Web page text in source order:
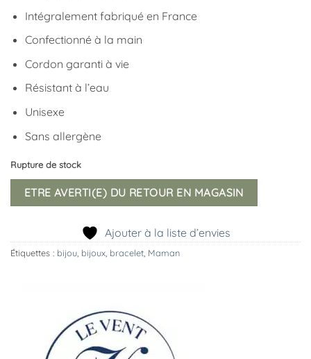
Intégralement fabriqué en France
Confectionné à la main
Cordon garanti à vie
Résistant à l’eau
Unisexe
Sans allergène
Rupture de stock
ETRE AVERTI(E) DU RETOUR EN MAGASIN
Ajouter à la liste d’envies
Étiquettes : bijou bijoux bracelet Maman